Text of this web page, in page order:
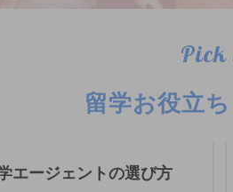
Pick
留学お役立
エージェントの選び方